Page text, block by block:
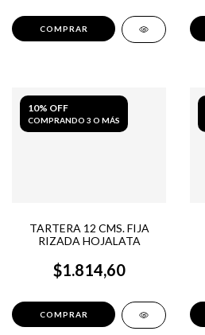
10% OFF
COMPRANDO 3 O MÁS
TARTERA 12 CMS. FIJA
RIZADA HOJALATA
$1.814,60